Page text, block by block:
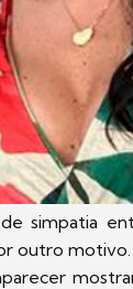
simpatia
outro motivo.